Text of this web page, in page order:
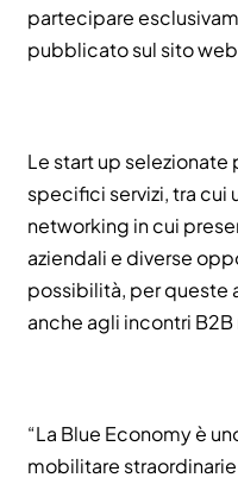
partecipare
pubblicato sul sito
Le start up
specifici servizi, tra
networking in cui
aziendali e diverse
possibilità, per queste
anche agli incontri
“La Blue Economy è
mobilitare